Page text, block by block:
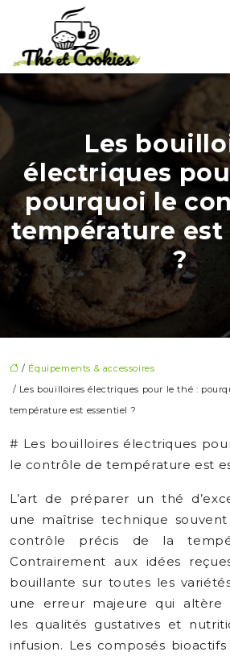
Les
électriques
pourquoi le
température
?
/ Équipements & accessoires
/ Les bouilloires électriques pour le thé :
température est essentiel ?
# Les bouilloires électriques
le contrôle de température est
L’art de préparer un thé
une maîtrise technique
contrôle précis de la
Contrairement aux idées
bouillante sur toutes les
une erreur majeure qui altère
les qualités gustatives et
infusion. Les composés